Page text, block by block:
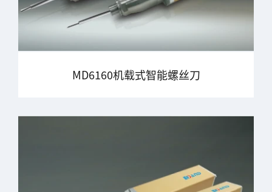
MD6160机载式智能螺丝刀